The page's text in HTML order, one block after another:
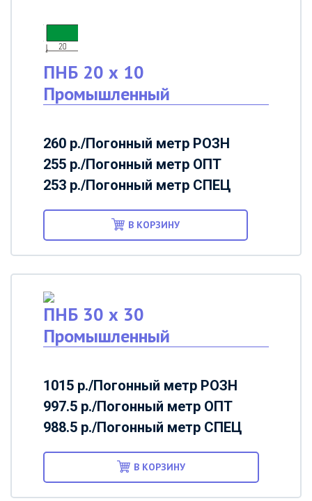
ПНБ 20 х 10
Промышленный
260 р./Погонный метр РОЗН
255 р./Погонный метр ОПТ
253 р./Погонный метр СПЕЦ
В КОРЗИНУ
ПНБ 30 х 30
Промышленный
1015 р./Погонный метр РОЗН
997.5 р./Погонный метр ОПТ
988.5 р./Погонный метр СПЕЦ
В КОРЗИНУ